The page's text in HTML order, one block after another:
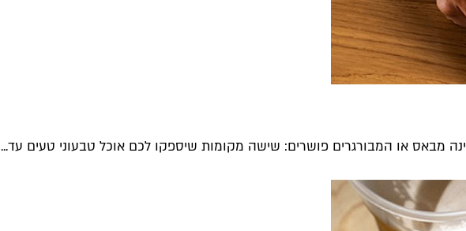
מבאס או המבורגרים פושרים: שישה מקומות שיספקו לכם אוכל טבעוני טעים עד...